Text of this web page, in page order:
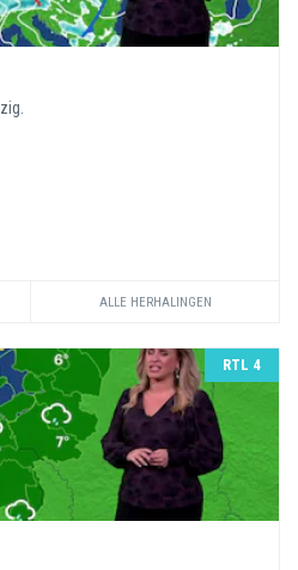
ALLE HERHALINGEN
RTL 4